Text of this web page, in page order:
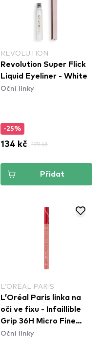
REVOLUTION
Revolution Super Flick
Liquid Eyeliner - White
Oční linky
-25%
134 kč 179 kč
Přidat
L’ORÉAL PARIS
L’Oréal Paris linka na
oči ve fixu - Infaillible
Grip 36H Micro Fine
Eyeliner​ - 03 Ancient
Oční linky